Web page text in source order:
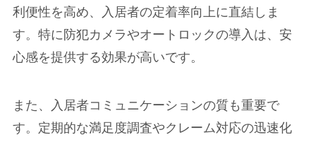
利便性を高め、入居者の定着率向上に直結しま
す。特に防犯カメラやオートロックの導入は、安
心感を提供する効果が高いです。
また、入居者コミュニケーションの質も重要で
す。定期的な満足度調査やクレーム対応の迅速化